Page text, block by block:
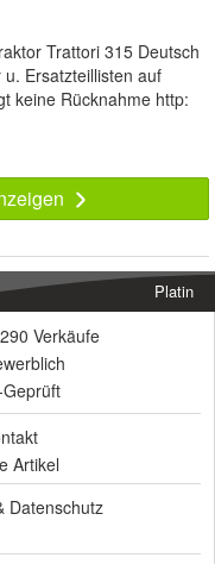
Trattori 315 Deutsch
Ersatzteillisten auf
keine Rücknahme http:
Platin
Verkäufe
Geprüft
Artikel
Datenschutz